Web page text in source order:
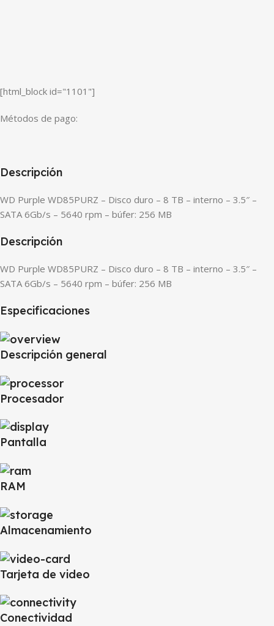
[html_block id="1101"]
Métodos de pago:
Descripción
WD Purple WD85PURZ – Disco duro – 8 TB – interno – 3.5″ –
SATA 6Gb/s – 5640 rpm – búfer: 256 MB
Descripción
WD Purple WD85PURZ – Disco duro – 8 TB – interno – 3.5″ –
SATA 6Gb/s – 5640 rpm – búfer: 256 MB
Especificaciones
Descripción general
Procesador
Pantalla
RAM
Almacenamiento
Tarjeta de video
Conectividad